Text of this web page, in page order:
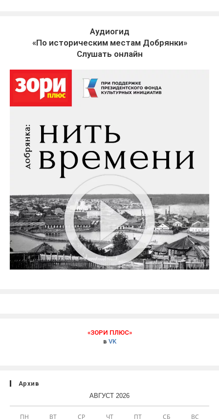
Аудиогид
«По историческим местам Добрянки»
Слушать онлайн
«ЗОРИ ПЛЮС»
в VK
Архив
АВГУСТ 2026
ПН ВТ СР ЧТ ПТ СБ ВС